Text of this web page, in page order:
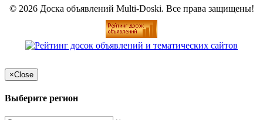
© 2026 Доска объявлений Multi-Doski. Все права защищены!
×Close
Выберите регион